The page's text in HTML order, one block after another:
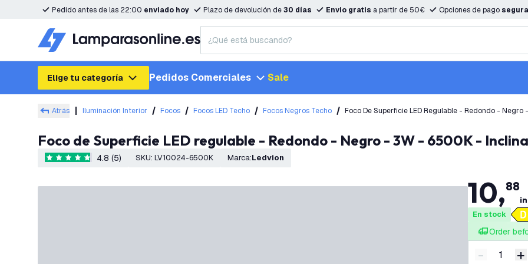
Pedido antes de las 22:00 enviado hoy Plazo de devolución de30 días Envio gratis a partir de 50€ Opciones de pago
Elige tu categoría Pedidos Comerciales Sale
Atrás Iluminación Interior Focos Focos LED Techo Focos Negros Techo Foco De Superficie LED Regulable - Redondo -
Foco de Superficie LED regulable - Redondo - Negro - 3W - 6500K -
4.8 estrellas de puntuación
4.8 (5) SKU: LV10024-6500K Marca: Ledvion
10,88
En stock
Order
Disminuir
- +